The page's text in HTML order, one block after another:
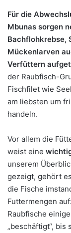
Für die
Mbunas sorgen
Bachflohkrebse,
Mückenlarven
Verfüttern
der Raubfisch-
Fischfilet wie
am liebsten um
handeln.
Vor allem die
weist eine
unserem
gezeigt, gehört
die Fische
Futtermengen
Raubfische
„beschäftigt“,